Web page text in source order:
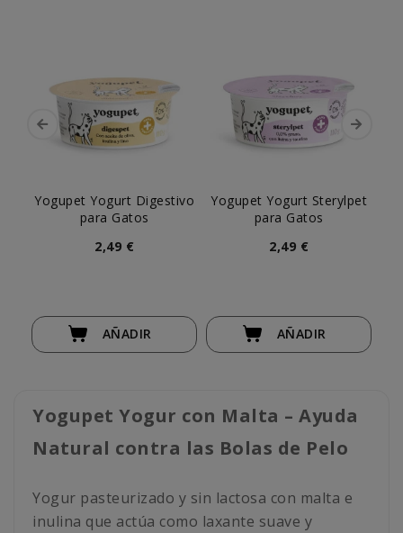
Yogupet Yogurt Digestivo
para Gatos
2,49 €
AÑADIR
Yogupet Yogurt Sterylpet
para Gatos
2,49 €
AÑADIR
Yogupet Yogur con Malta – Ayuda
Natural contra las Bolas de Pelo
Yogur pasteurizado y sin lactosa con malta e
inulina que actúa como laxante suave y